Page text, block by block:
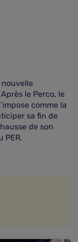
nouvelle
le Perco, le
comme la
sa fin de
de son
PER.